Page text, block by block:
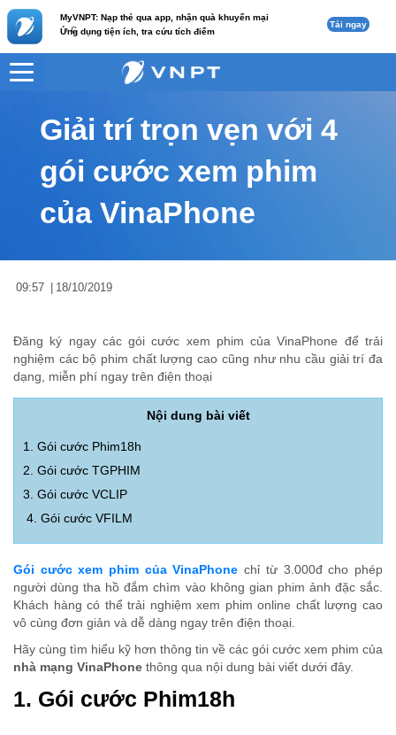
MyVNPT: Nạp thẻ qua app, nhận quà khuyến mại
Ứng dụng tiện ích, tra cứu tích điểm
c Tải ngay
VNPT Nội dung tin
Giải trí trọn vẹn với 4
gói cước xem phim
của VinaPhone
09:57 18/10/2019
Đăng ký ngay các gói cước xem phim của VinaPhone để trải
nghiệm các bộ phim chất lượng cao cũng như nhu cầu giải trí đa
dạng, miễn phí ngay trên điện thoại
Nội dung bài viết
1. Gói cước Phim18h
2. Gói cước TGPHIM
3. Gói cước VCLIP
4. Gói cước VFILM
Gói cước xem phim của VinaPhone chỉ từ 3.000đ cho phép
người dùng tha hồ đắm chìm vào không gian phim ảnh đặc sắc.
Khách hàng có thể trải nghiệm xem phim online chất lượng cao
vô cùng đơn giản và dễ dàng ngay trên điện thoại.
Hãy cùng tìm hiểu kỹ hơn thông tin về các gói cước xem phim của
nhà mạng VinaPhone thông qua nội dung bài viết dưới đây.
1. Gói cước Phim18h